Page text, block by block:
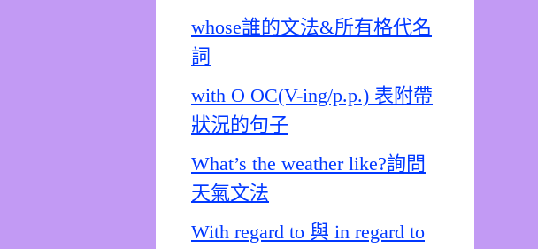
whose誰的文法&所有格代名
詞
with O OC(V-ing/p.p.) 表附帶
狀況的句子
What’s the weather like?詢問
天氣文法
With regard to 與 in regard to